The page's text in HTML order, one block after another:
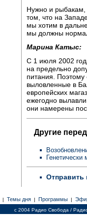
Нужно и рыбакам,
том, что на
мы хотим в
мы должны
Марина Катыс:
С 1 июля 2002
на предельно
питания. Поэтому
выловленные в
европейских
ежегодно
они намерены
Другие
Отправить
| Темы дня | Программы |
c 2004 Радио Свобода /